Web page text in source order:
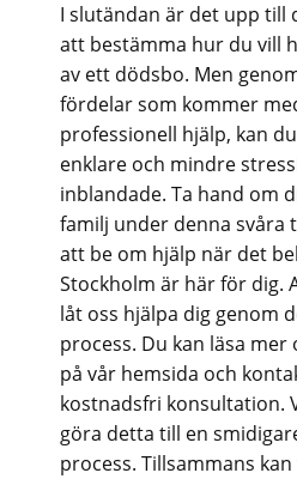
I slutändan är det upp till
att bestämma hur du vill
av ett dödsbo. Men
fördelar som kommer
professionell hjälp, kan
enklare och mindre
inblandade. Ta hand om
familj under denna svåra
att be om hjälp när det
Stockholm är här för dig.
låt oss hjälpa dig genom
process. Du kan läsa
på vår hemsida och
kostnadsfri konsultation.
göra detta till en
process. Tillsammans